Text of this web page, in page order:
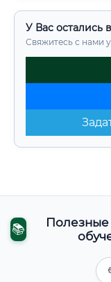
У Вас остались
Свяжитесь с нами
📚